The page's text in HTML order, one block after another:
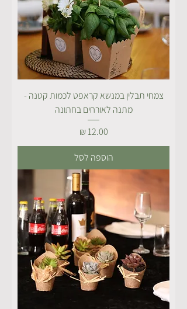
צמחי תבלין במנשא קראפט לכמות קטנה -
מתנה לאורחים בחתונה
מחיר
הוספה לסל